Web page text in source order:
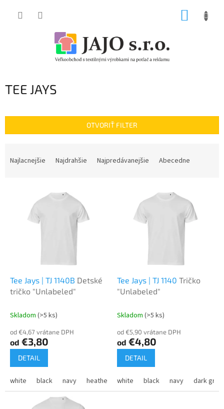
TEE JAYS
OTVORIŤ FILTER
Najlacnejšie Najdrahšie Najpredávanejšie Abecedne
Tee Jays | TJ 1140B Detské
tričko "Unlabeled"
Skladom (>5 ks)
od €4,67 vrátane DPH
od €3,80
DETAIL
white black navy heather grey
Tee Jays | TJ 1140 Tričko
"Unlabeled"
Skladom (>5 ks)
od €5,90 vrátane DPH
od €4,80
DETAIL
white black navy dark grey